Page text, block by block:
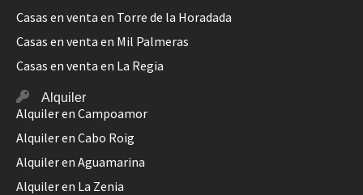
Casas en venta en Torre de la Horadada
Casas en venta en Mil Palmeras
Casas en venta en La Regia
Alquiler
Alquiler en Campoamor
Alquiler en Cabo Roig
Alquiler en Aguamarina
Alquiler en La Zenia